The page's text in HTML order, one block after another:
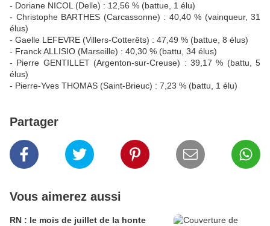
- Doriane NICOL (Delle) : 12,56 % (battue, 1 élu)
- Christophe BARTHES (Carcassonne) : 40,40 % (vainqueur, 31
élus)
- Gaelle LEFEVRE (Villers-Cotterêts) : 47,49 % (battue, 8 élus)
- Franck ALLISIO (Marseille) : 40,30 % (battu, 34 élus)
- Pierre GENTILLET (Argenton-sur-Creuse) : 39,17 % (battu, 5
élus)
- Pierre-Yves THOMAS (Saint-Brieuc) : 7,23 % (battu, 1 élu)
Partager
Vous aimerez aussi
RN : le mois de juillet de la honte